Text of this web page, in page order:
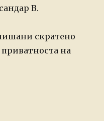
В.
скратено
на